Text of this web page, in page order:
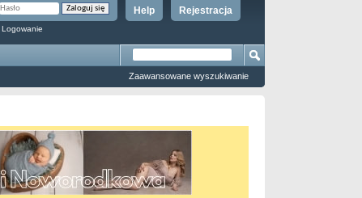
Rejestracja
Help
Zaawansowane wyszukiwanie